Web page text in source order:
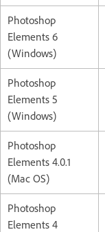
Photoshop
Elements 6
(Windows)
Photoshop
Elements 5
(Windows)
Photoshop
Elements 4.0.1
(Mac OS)
Photoshop
Elements 4